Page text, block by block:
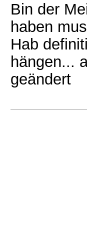
Bin der
haben
Hab
hängen...
geändert